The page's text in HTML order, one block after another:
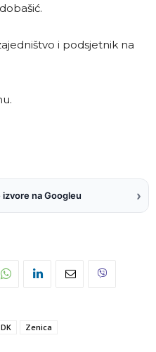
i podsjetnik na
na Googleu ›
Zenica